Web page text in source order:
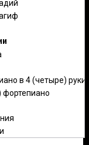
в 4 (четыре) руки
фортепиано
нот